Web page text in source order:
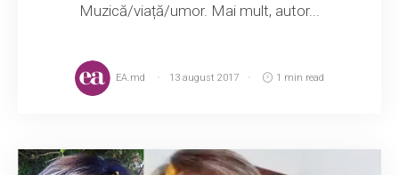
Muzică/viață/umor. Mai mult, autor...
EA.md 13 august 2017 1 min read